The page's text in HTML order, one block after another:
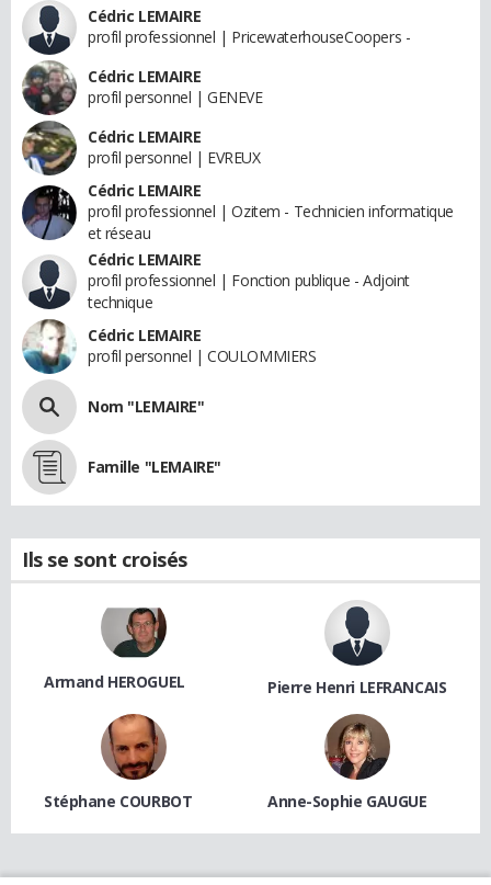
Cédric LEMAIRE
profil professionnel | PricewaterhouseCoopers -
Cédric LEMAIRE
profil personnel | GENEVE
Cédric LEMAIRE
profil personnel | EVREUX
Cédric LEMAIRE
profil professionnel | Ozitem - Technicien informatique
et réseau
Cédric LEMAIRE
profil professionnel | Fonction publique - Adjoint
technique
Cédric LEMAIRE
profil personnel | COULOMMIERS
Nom "LEMAIRE"
Famille "LEMAIRE"
Ils se sont croisés
Armand HEROGUEL Pierre Henri LEFRANCAIS
Stéphane COURBOT Anne-Sophie GAUGUE